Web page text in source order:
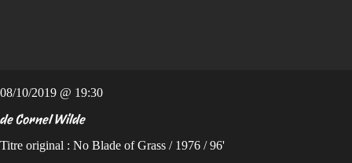
08/10/2019 @ 19:30
de Cornel Wilde
Titre original : No Blade of Grass / 1976 / 96'